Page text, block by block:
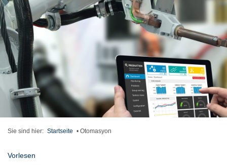
Sie sind hier: Startseite • Otomasyon
Vorlesen